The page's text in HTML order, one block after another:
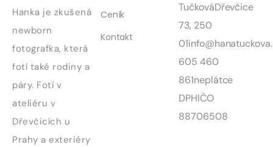
Hanka je zkušená
newborn
fotografka, která
fotí také rodiny a
páry. Fotí v
ateliéru v
Dřevčicích u
Prahy a exteriéry
Ceník
Kontakt
TučkováDřevčice
73, 250
01
605 460
861neplátce
DPHIČO
88706508